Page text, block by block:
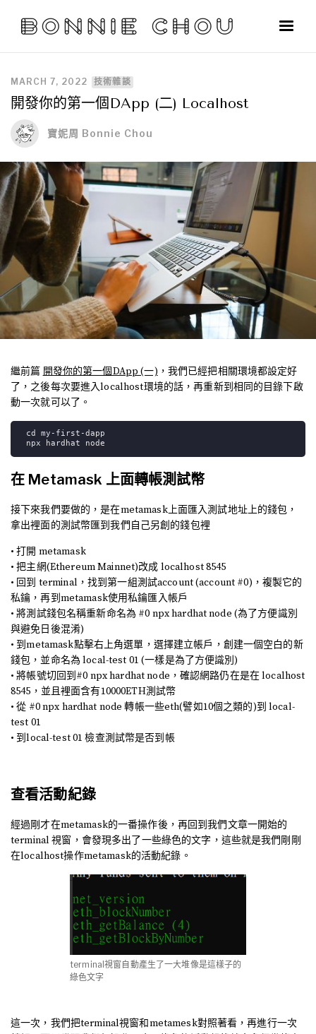
MARCH 7, 2022 技術雜談
開發你的第一個DApp (二) Localhost
寶妮周 Bonnie Chou
繼前篇 開發你的第一個DApp (一) ，我們已經把相關環境都設定好
了，之後每次要進入localhost環境的話，再重新到相同的目錄下啟
動一次就可以了。
cd my-first-dapp
npx hardhat node
在 Metamask 上面轉帳測試幣
接下來我們要做的，是在metamask上面匯入測試地址上的錢包，
拿出裡面的測試幣匯到我們自己另創的錢包裡
• 打開 metamask
• 把主網(Ethereum Mainnet)改成 localhost 8545
• 回到 terminal，找到第一組測試account (account #0)，複製它的
私鑰，再到metamask使用私鑰匯入帳戶
• 將測試錢包名稱重新命名為 #0 npx hardhat node (為了方便識別
與避免日後混淆)
• 到metamask點擊右上角選單，選擇建立帳戶，創建一個空白的新
錢包，並命名為 local-test 01 (一樣是為了方便識別)
• 將帳號切回到#0 npx hardhat node，確認網路仍在是在 localhost
8545，並且裡面含有10000ETH測試幣
• 從 #0 npx hardhat node 轉帳一些eth(譬如10個之類的)到 local-
test 01
• 到local-test 01 檢查測試幣是否到帳
查看活動紀錄
經過剛才在metamask的一番操作後，再回到我們文章一開始的
terminal 視窗，會發現多出了一些綠色的文字，這些就是我們剛剛
在localhost操作metamask的活動紀錄。
terminal視窗自動產生了一大堆像是這樣子的
綠色文字
這一次，我們把terminal視窗和metamesk對照著看，再進行一次